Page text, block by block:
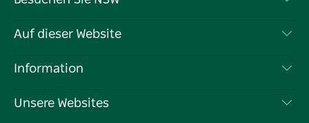
Kontaktieren Sie uns
Cookie-Hinweis
Auf dieser Website
Reiseziele
Information
Reiseinformationen
Unsere Websites